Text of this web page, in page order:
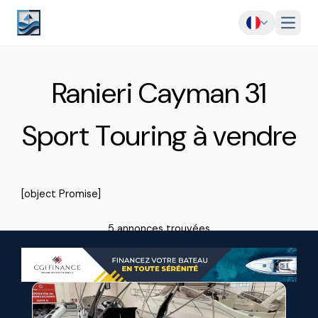
Menu
Ranieri Cayman 31
Sport Touring à vendre
[object Promise]
5 annonces trouvées